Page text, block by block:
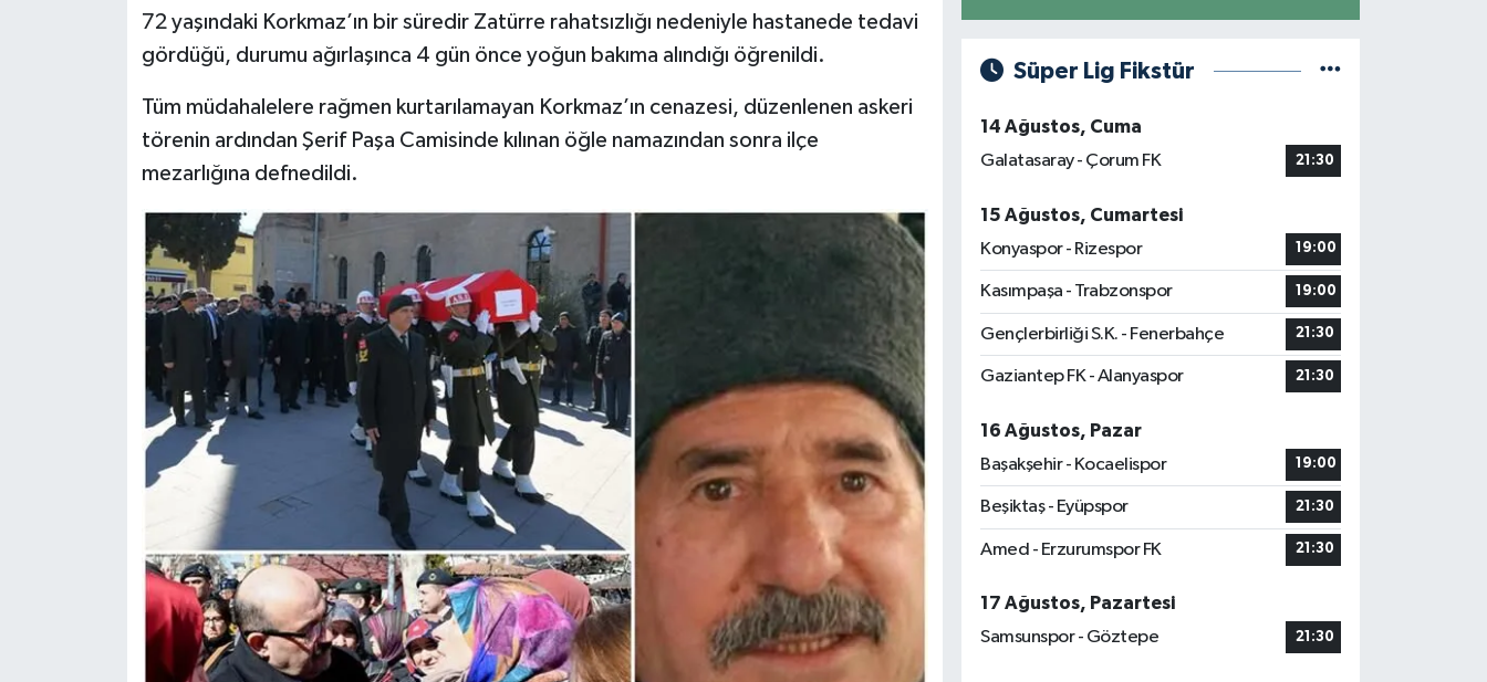
72 yaşındaki Korkmaz’ın bir süredir Zatürre rahatsızlığı nedeniyle hastanede tedavi
gördüğü, durumu ağırlaşınca 4 gün önce yoğun bakıma alındığı öğrenildi.
Tüm müdahalelere rağmen kurtarılamayan Korkmaz’ın cenazesi, düzenlenen askeri
törenin ardından Şerif Paşa Camisinde kılınan öğle namazından sonra ilçe
mezarlığına defnedildi.
Süper Lig Fikstür
14 Ağustos, Cuma
Galatasaray - Çorum FK
21:30
15 Ağustos, Cumartesi
Konyaspor - Rizespor
19:00
Kasımpaşa - Trabzonspor 19:00
Gençlerbirliği S.K. - Fenerbahçe 21:30
Gaziantep FK - Alanyaspor 21:30
16 Ağustos, Pazar
Başakşehir - Kocaelispor
19:00
Beşiktaş - Eyüpspor 21:30
Amed - Erzurumspor FK 21:30
17 Ağustos, Pazartesi
Samsunspor - Göztepe
21:30